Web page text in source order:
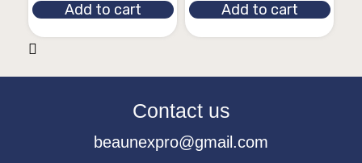
Add to cart Add to cart
Contact us
beaunexpro@gmail.com